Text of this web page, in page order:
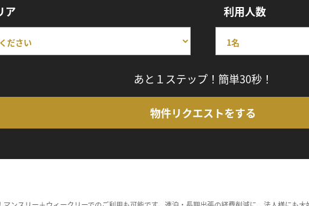
ア 利用人数
あと１ステップ！簡単30秒！
物件リクエストをする